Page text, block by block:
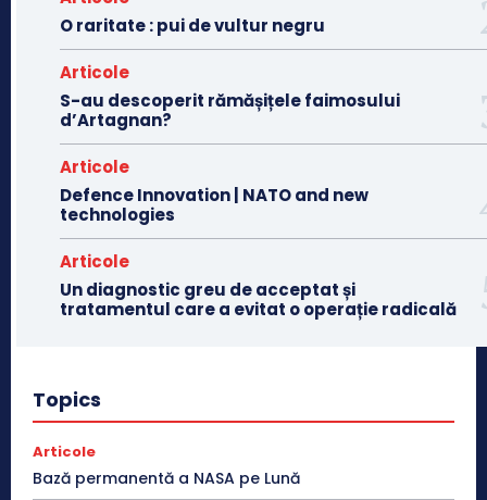
O raritate : pui de vultur negru
Articole
S-au descoperit rămășițele faimosului
d’Artagnan?
Articole
Defence Innovation | NATO and new
technologies
Articole
Un diagnostic greu de acceptat și
tratamentul care a evitat o operație radicală
Topics
Articole
Bază permanentă a NASA pe Lună